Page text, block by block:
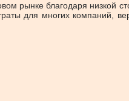
рынке благодаря низкой
для многих компаний,